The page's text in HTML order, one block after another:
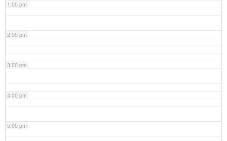
1:00 pm
2:00 pm
3:00 pm
4:00 pm
5:00 pm